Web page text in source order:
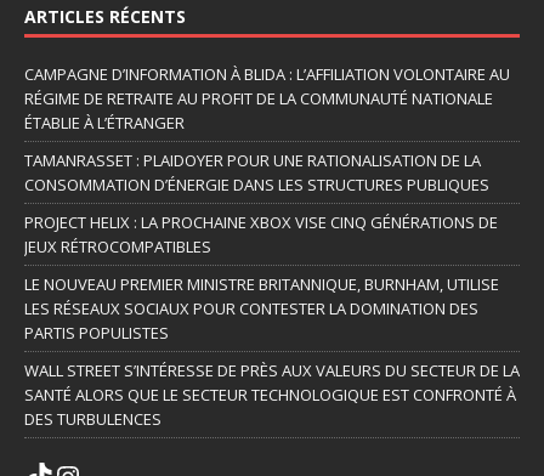
ARTICLES RÉCENTS
CAMPAGNE D’INFORMATION À BLIDA : L’AFFILIATION VOLONTAIRE AU
RÉGIME DE RETRAITE AU PROFIT DE LA COMMUNAUTÉ NATIONALE
ÉTABLIE À L’ÉTRANGER
TAMANRASSET : PLAIDOYER POUR UNE RATIONALISATION DE LA
CONSOMMATION D’ÉNERGIE DANS LES STRUCTURES PUBLIQUES
PROJECT HELIX : LA PROCHAINE XBOX VISE CINQ GÉNÉRATIONS DE
JEUX RÉTROCOMPATIBLES
LE NOUVEAU PREMIER MINISTRE BRITANNIQUE, BURNHAM, UTILISE
LES RÉSEAUX SOCIAUX POUR CONTESTER LA DOMINATION DES
PARTIS POPULISTES
WALL STREET S’INTÉRESSE DE PRÈS AUX VALEURS DU SECTEUR DE LA
SANTÉ ALORS QUE LE SECTEUR TECHNOLOGIQUE EST CONFRONTÉ À
DES TURBULENCES